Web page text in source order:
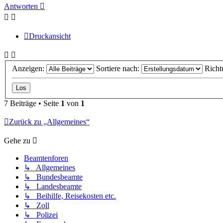
oben
Antworten
Druckansicht
Anzeigen: Sortiere nach:
7 Beiträge • Seite 1 von 1
Zurück zu „Allgemeines“
Gehe zu
Beamtenforen
↳ Allgemeines
↳ Bundesbeamte
↳ Landesbeamte
↳ Beihilfe, Reisekosten etc.
↳ Zoll
↳ Polizei